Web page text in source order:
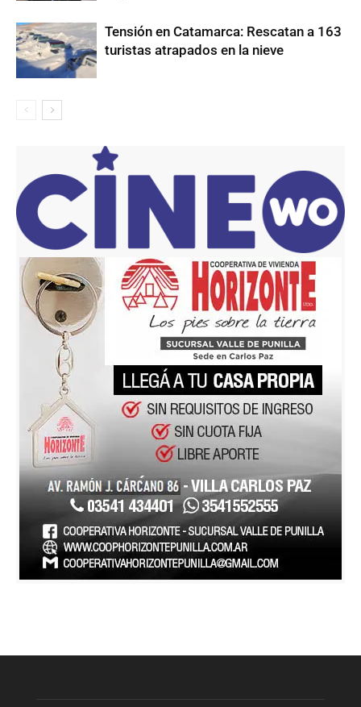
Tensión en Catamarca: Rescatan a 163
turistas atrapados en la nieve